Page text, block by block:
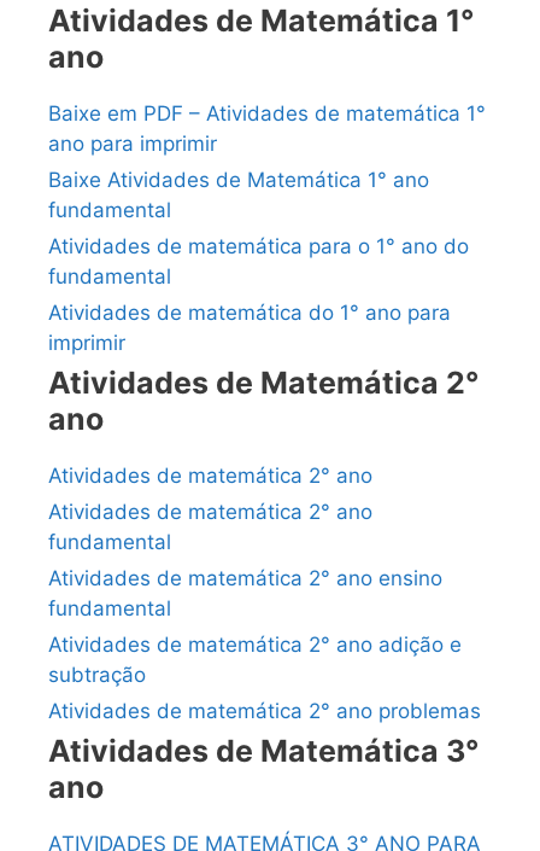
Atividades de Matemática 1°
ano
Baixe em PDF – Atividades de matemática 1°
ano para imprimir
Baixe Atividades de Matemática 1° ano
fundamental
Atividades de matemática para o 1° ano do
fundamental
Atividades de matemática do 1° ano para
imprimir
Atividades de Matemática 2°
ano
Atividades de matemática 2° ano
Atividades de matemática 2° ano
fundamental
Atividades de matemática 2° ano ensino
fundamental
Atividades de matemática 2° ano adição e
subtração
Atividades de matemática 2° ano problemas
Atividades de Matemática 3°
ano
ATIVIDADES DE MATEMÁTICA 3° ANO PARA